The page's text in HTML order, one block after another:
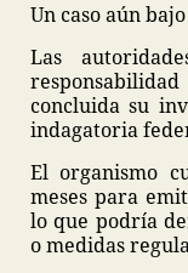
Un caso aún
Las
concluida su
indagatoria
El organismo
meses para
lo que podría
o medidas